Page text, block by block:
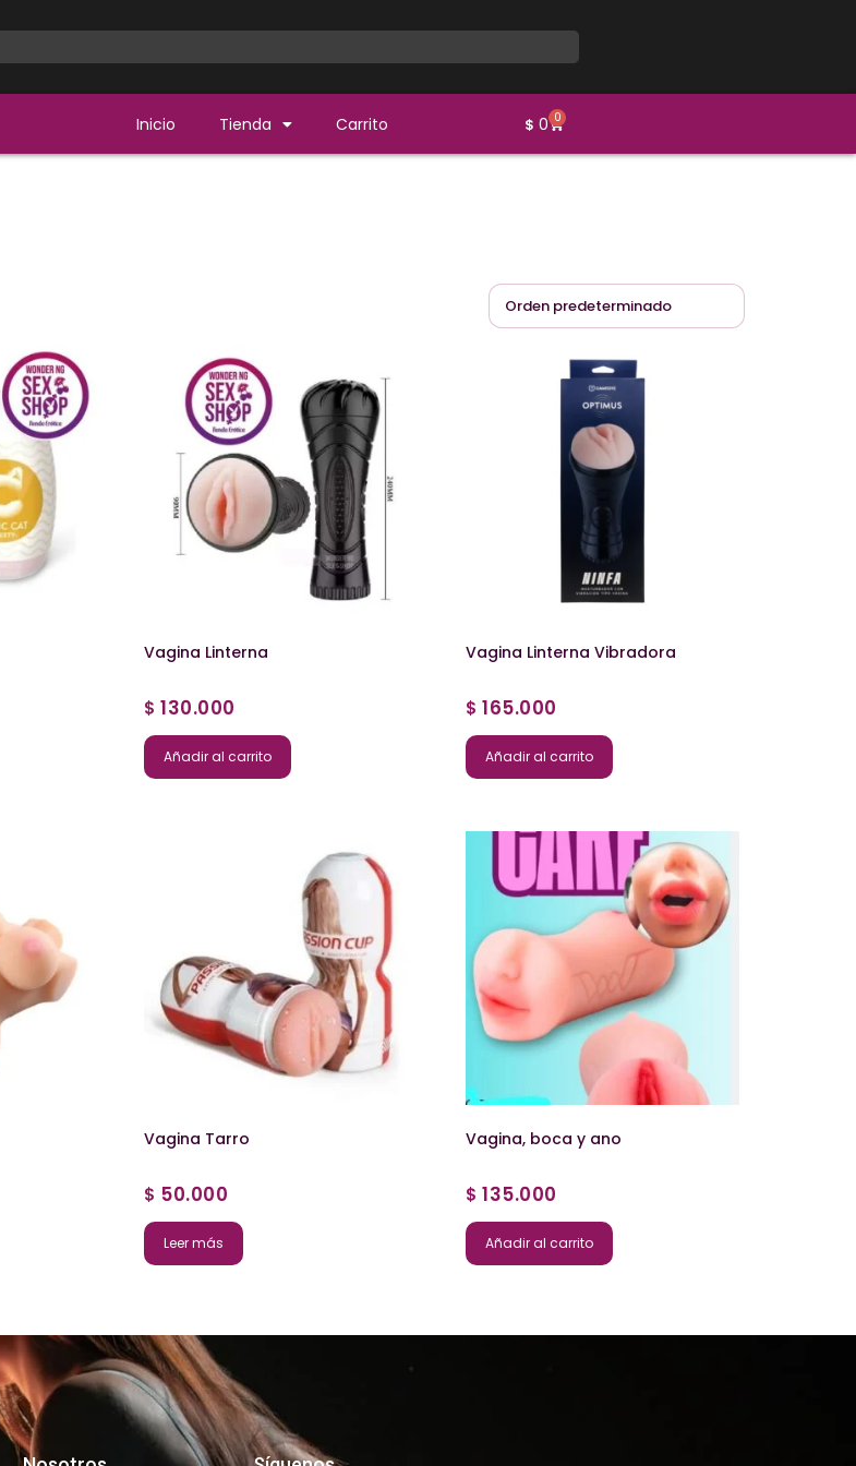
Inicio Tienda Carrito $ 0 0
Vagina Linterna
$ 130.000
Añadir al carrito
Vagina Linterna Vibradora
$ 165.000
Añadir al carrito
Vagina Tarro
$ 50.000
Leer más
Vagina, boca y ano
$ 135.000
Añadir al carrito